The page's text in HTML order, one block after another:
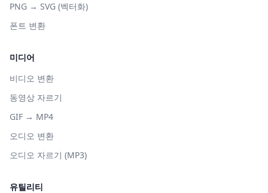
PNG → SVG (벡터화)
폰트 변환
미디어
비디오 변환
동영상 자르기
GIF → MP4
오디오 변환
오디오 자르기 (MP3)
유틸리티